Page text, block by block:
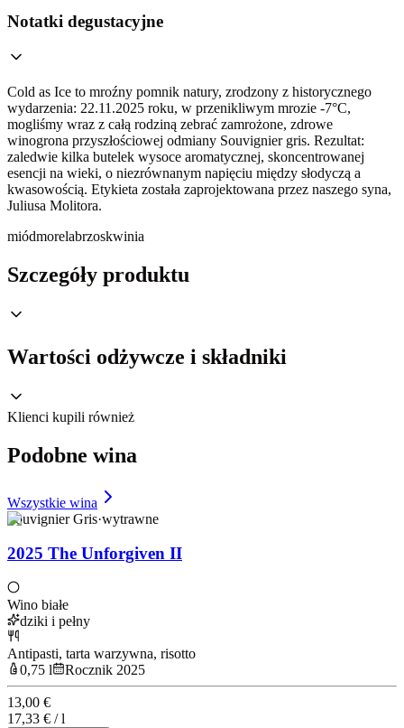
Notatki degustacyjne
Cold as Ice to mroźny pomnik natury, zrodzony z historycznego
wydarzenia: 22.11.2025 roku, w przenikliwym mrozie -7°C,
mogliśmy wraz z całą rodziną zebrać zamrożone, zdrowe
winogrona przyszłościowej odmiany Souvignier gris. Rezultat:
zaledwie kilka butelek wysoce aromatycznej, skoncentrowanej
esencji na wieki, o niezrównanym napięciu między słodyczą a
kwasowością. Etykieta została zaprojektowana przez naszego syna,
Juliusa Molitora.
miódmorelabrzoskwinia
Szczegóły produktu
Wartości odżywcze i składniki
Klienci kupili również
Podobne wina
Wszystkie wina
Souvignier Gris·wytrawne
2025 The Unforgiven II
Wino białe
dziki i pełny
Antipasti, tarta warzywna, risotto
0,75 l
Rocznik 2025
13,00 €
17,33 € / l